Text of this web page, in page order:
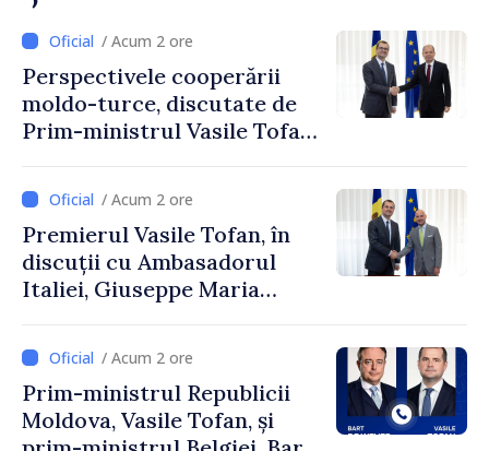
/ Acum 2 ore
Perspectivele cooperării
moldo-turce, discutate de
Prim-ministrul Vasile Tofan
Uygar Mustafa Sertel
/ Acum 2 ore
Premierul Vasile Tofan, în
discuții cu Ambasadorul
Italiei, Giuseppe Maria
/ Acum 2 ore
Prim-ministrul Republicii
Moldova, Vasile Tofan, și